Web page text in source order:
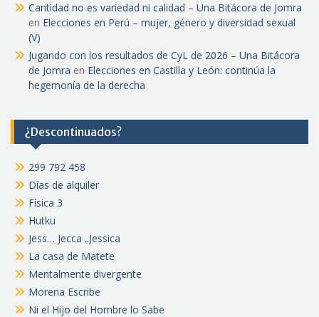
Cantidad no es variedad ni calidad – Una Bitácora de Jomra
en Elecciones en Perú – mujer, género y diversidad sexual
(V)
Jugando con los resultados de CyL de 2026 – Una Bitácora
de Jomra en Elecciones en Castilla y León: continúa la
hegemonía de la derecha
¿Descontinuados?
299 792 458
Días de alquiler
Física 3
Hutku
Jess… Jecca ..Jessica
La casa de Matete
Mentalmente divergente
Morena Escribe
Ni el Hijo del Hombre lo Sabe